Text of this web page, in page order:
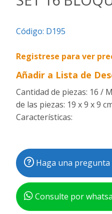
de
especiales
Código: D195
Registrese para ver
Añadir a Lista de
Cantidad de piezas: 16 /
de las piezas: 19 x 9 x 9
Características:
Haga una
Consulte por